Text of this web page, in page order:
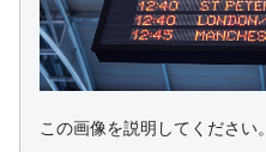
この画像を説明してください。